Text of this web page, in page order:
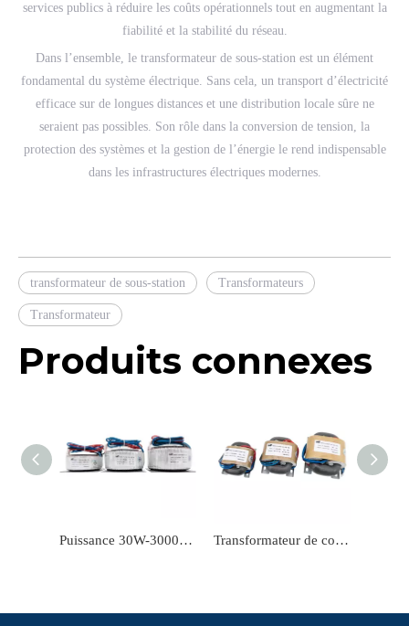
services publics à réduire les coûts opérationnels tout en augmentant la
fiabilité et la stabilité du réseau.
Dans l’ensemble, le transformateur de sous-station est un élément
fondamental du système électrique. Sans cela, un transport d’électricité
efficace sur de longues distances et une distribution locale sûre ne
seraient pas possibles. Son rôle dans la conversion de tension, la
protection des systèmes et la gestion de l’énergie le rend indispensable
dans les infrastructures électriques modernes.
transformateur de sous-station Transformateurs
Transformateur
Produits connexes
Puissance 30W-3000W de transformateur de courant toroïdal de fréquence de puissance de TRTDY-T Transformateur de courant électrique de type R, puissance 5W-3000W, TRTDY-R